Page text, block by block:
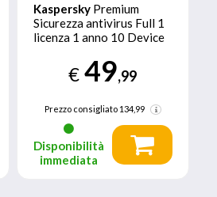
Kaspersky Premium
Sicurezza antivirus Full 1
licenza 1 anno 10 Device
€ 49,99
Prezzo consigliato134,99
Disponibilità
immediata